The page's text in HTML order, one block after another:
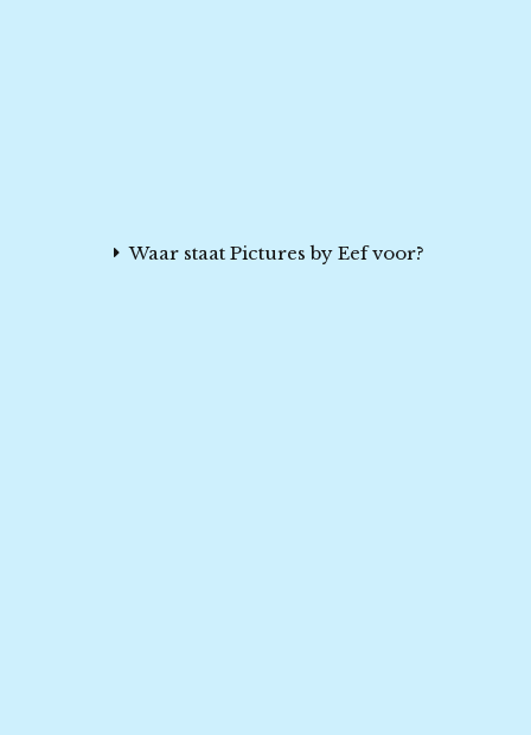
Waar staat Pictures by Eef voor?